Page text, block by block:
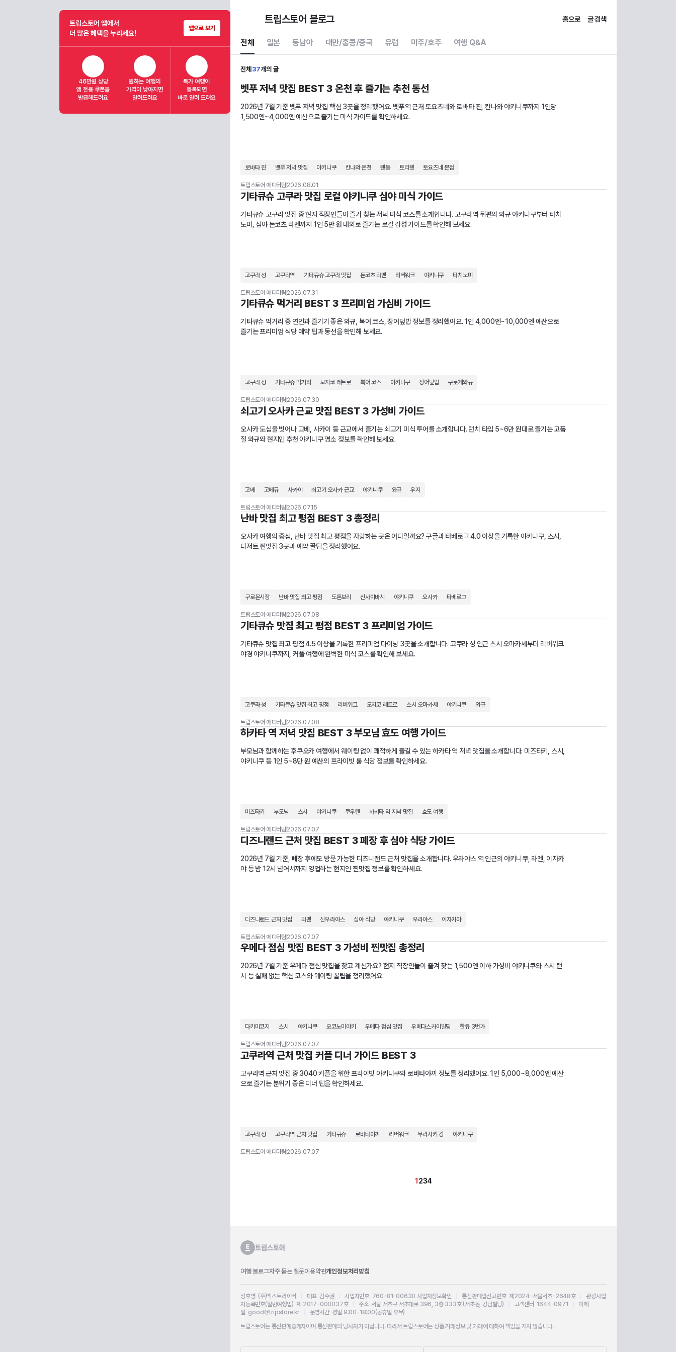
트립스토어 앱에서
더 많은 혜택을 누리세요!
앱으로 보기
46만원 상당
앱 전용 쿠폰을
발급해드려요
원하는 여행의
가격이 낮아지면
알려드려요
특가 여행이
등록되면
바로 알려 드려요
트립스토어 블로그 홈으로 글 검색
전체 일본 동남아 대만/홍콩/중국 유럽 미주/호주 여행 Q&A
전체 37개의 글
벳푸 저녁 맛집 BEST 3 온천 후 즐기는 추천 동선
2026년 7월 기준 벳푸 저녁 맛집 핵심 3곳을 정리했어요. 벳푸역 근처 토요츠네와 로바타 진, 칸나와 야키니쿠까지 1인당
1,500엔~4,000엔 예산으로 즐기는 미식 가이드를 확인하세요.
로바타 진 벳푸 저녁 맛집 야키니쿠 칸나와 온천 텐동 토리텐 토요츠네 본점
트립스토어 에디터팀 2026.08.01
기타큐슈 고쿠라 맛집 로컬 야키니쿠 심야 미식 가이드
기타큐슈 고쿠라 맛집 중 현지 직장인들이 즐겨 찾는 저녁 미식 코스를 소개합니다. 고쿠라역 뒤편의 와규 야키니쿠부터 타치
노미, 심야 돈코츠 라멘까지 1인 5만 원 내외로 즐기는 로컬 감성 가이드를 확인해 보세요.
고쿠라 성 고쿠라역 기타큐슈 고쿠라 맛집 돈코츠 라멘 리버워크 야키니쿠 타치노미
트립스토어 에디터팀 2026.07.31
기타큐슈 먹거리 BEST 3 프리미엄 가심비 가이드
기타큐슈 먹거리 중 연인과 즐기기 좋은 와규, 복어 코스, 장어덮밥 정보를 정리했어요. 1인 4,000엔~10,000엔 예산으로
즐기는 프리미엄 식당 예약 팁과 동선을 확인해 보세요.
고쿠라 성 기타큐슈 먹거리 모지코 레트로 복어 코스 야키니쿠 장어덮밥 쿠로게와규
트립스토어 에디터팀 2026.07.30
쇠고기 오사카 근교 맛집 BEST 3 가성비 가이드
오사카 도심을 벗어나 고베, 사카이 등 근교에서 즐기는 쇠고기 미식 투어를 소개합니다. 런치 타임 5~6만 원대로 즐기는 고품
질 와규와 현지인 추천 야키니쿠 명소 정보를 확인해 보세요.
고베 고베규 사카이 쇠고기 오사카 근교 야키니쿠 와규 우지
트립스토어 에디터팀 2026.07.15
난바 맛집 최고 평점 BEST 3 총정리
오사카 여행의 중심, 난바 맛집 최고 평점을 자랑하는 곳은 어디일까요? 구글과 타베로그 4.0 이상을 기록한 야키니쿠, 스시,
디저트 찐맛집 3곳과 예약 꿀팁을 정리했어요.
구로몬시장 난바 맛집 최고 평점 도톤보리 신사이바시 야키니쿠 오사카 타베로그
트립스토어 에디터팀 2026.07.08
기타큐슈 맛집 최고 평점 BEST 3 프리미엄 가이드
기타큐슈 맛집 최고 평점 4.5 이상을 기록한 프리미엄 다이닝 3곳을 소개합니다. 고쿠라 성 인근 스시 오마카세부터 리버워크
야경 야키니쿠까지, 커플 여행에 완벽한 미식 코스를 확인해 보세요.
고쿠라 성 기타큐슈 맛집 최고 평점 리버워크 모지코 레트로 스시 오마카세 야키니쿠 와규
트립스토어 에디터팀 2026.07.08
하카타 역 저녁 맛집 BEST 3 부모님 효도 여행 가이드
부모님과 함께하는 후쿠오카 여행에서 웨이팅 없이 쾌적하게 즐길 수 있는 하카타 역 저녁 맛집을 소개합니다. 미즈타키, 스시,
야키니쿠 등 1인 5~8만 원 예산의 프라이빗 룸 식당 정보를 확인하세요.
미즈타키 부모님 스시 야키니쿠 쿠우텐 하카타 역 저녁 맛집 효도 여행
트립스토어 에디터팀 2026.07.07
디즈니랜드 근처 맛집 BEST 3 폐장 후 심야 식당 가이드
2026년 7월 기준, 폐장 후에도 방문 가능한 디즈니랜드 근처 맛집을 소개합니다. 우라야스 역 인근의 야키니쿠, 라멘, 이자카
야 등 밤 12시 넘어서까지 영업하는 현지인 찐맛집 정보를 확인하세요.
디즈니랜드 근처 맛집 라멘 신우라야스 심야 식당 야키니쿠 우라야스 이자카야
트립스토어 에디터팀 2026.07.07
우메다 점심 맛집 BEST 3 가성비 찐맛집 총정리
2026년 7월 기준 우메다 점심 맛집을 찾고 계신가요? 현지 직장인들이 즐겨 찾는 1,500엔 이하 가성비 야키니쿠와 스시 런
치 등 실패 없는 핵심 코스와 웨이팅 꿀팁을 정리했어요.
다키미코지 스시 야키니쿠 오코노미야키 우메다 점심 맛집 우메다스카이빌딩 한큐 3번가
트립스토어 에디터팀 2026.07.07
고쿠라역 근처 맛집 커플 디너 가이드 BEST 3
고쿠라역 근처 맛집 중 3040 커플을 위한 프라이빗 야키니쿠와 로바타야끼 정보를 정리했어요. 1인 5,000~8,000엔 예산
으로 즐기는 분위기 좋은 디너 팁을 확인하세요.
고쿠라 성 고쿠라역 근처 맛집 기타큐슈 로바타야끼 리버워크 무라사키 강 야키니쿠
트립스토어 에디터팀 2026.07.07
1234
여행 블로그자주 묻는 질문이용약관개인정보처리방침
상호명 (주)엑스트라이버 대표 김수권 |사업자번호 760-81-00630 사업자정보확인 통신판매업신고번호 제2024-서울서초-2648호|관광사업
자등록번호(일반여행업) 제 2017-000037호| 주소 서울 서초구 서초대로 396, 3층 333호 (서초동, 강남빌딩) 고객센터 1644-0971
이메
일 good@tripstore.kr
운영시간 평일 9:00-18:00(공휴일 휴무)
트립스토어는 통신판매중개자이며 통신판매의 당사자가 아닙니다. 따라서 트립스토어는 상품·거래정보 및 거래에 대하여 책임을 지지 않습니다.